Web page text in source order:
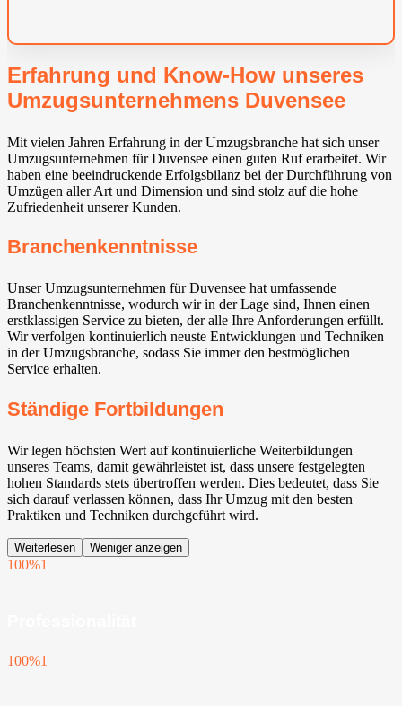
Erfahrung und Know-How unseres
Umzugsunternehmens Duvensee
Mit vielen Jahren Erfahrung in der Umzugsbranche hat sich unser
Umzugsunternehmen für Duvensee einen guten Ruf erarbeitet. Wir
haben eine beeindruckende Erfolgsbilanz bei der Durchführung von
Umzügen aller Art und Dimension und sind stolz auf die hohe
Zufriedenheit unserer Kunden.
Branchenkenntnisse
Unser Umzugsunternehmen für Duvensee hat umfassende
Branchenkenntnisse, wodurch wir in der Lage sind, Ihnen einen
erstklassigen Service zu bieten, der alle Ihre Anforderungen erfüllt.
Wir verfolgen kontinuierlich neuste Entwicklungen und Techniken
in der Umzugsbranche, sodass Sie immer den bestmöglichen
Service erhalten.
Ständige Fortbildungen
Wir legen höchsten Wert auf kontinuierliche Weiterbildungen
unseres Teams, damit gewährleistet ist, dass unsere festgelegten
hohen Standards stets übertroffen werden. Dies bedeutet, dass Sie
sich darauf verlassen können, dass Ihr Umzug mit den besten
Praktiken und Techniken durchgeführt wird.
Weiterlesen Weniger anzeigen
100%1
100%1